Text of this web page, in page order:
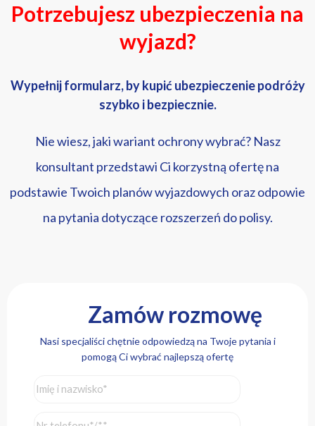
Potrzebujesz ubezpieczenia na
wyjazd?
Wypełnij formularz, by kupić ubezpieczenie podróży
szybko i bezpiecznie.
Nie wiesz, jaki wariant ochrony wybrać? Nasz
konsultant przedstawi Ci korzystną ofertę na
podstawie Twoich planów wyjazdowych oraz odpowie
na pytania dotyczące rozszerzeń do polisy.
Zamów rozmowę
Nasi specjaliści chętnie odpowiedzą na Twoje pytania i
pomogą Ci wybrać najlepszą ofertę